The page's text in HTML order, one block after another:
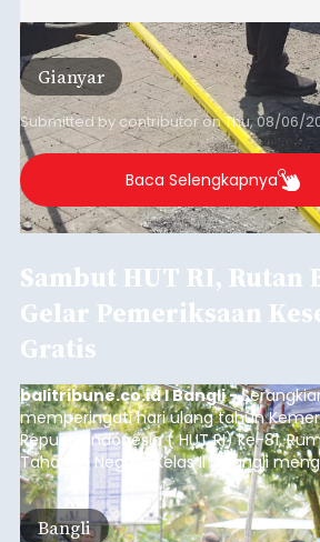
Gianyar
Submitted by contributoronThu, 08/06/
Baca Selengkapnya
Sambut HUT RI, Rutan
Gelar Pemeriksaan
Gratis
balitribune.co.id I Bangli -
memperingati hari ulang tahun
Republik Indonesia ( HUT RI) ke-81,
Tahanan Negara Kelas II B Bangli
kegiatan pemeriksaan kesehatan
(6/8/2026).
Bangli